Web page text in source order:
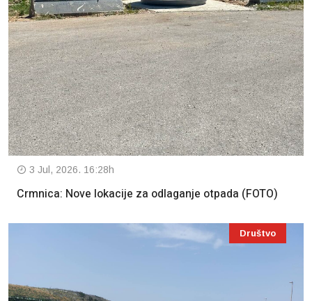
3 Jul, 2026. 16:28h
Crmnica: Nove lokacije za odlaganje otpada (FOTO)
Društvo